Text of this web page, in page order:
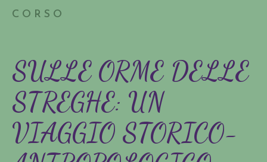
CORSO
SULLE ORME DELLE
STREGHE: UN
VIAGGIO STORICO-